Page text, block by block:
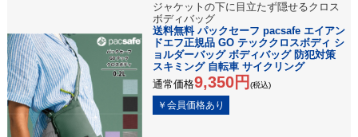
ジャケットの下に目立たず隠せるクロス
ボディバッグ
送料無料 パックセーフ pacsafe エイアン
ドエフ正規品 GO テッククロスボディ シ
ョルダーバッグ ボディバッグ 防犯対策
スキミング 自転車 サイクリング
通常価格9,350円 (税込)